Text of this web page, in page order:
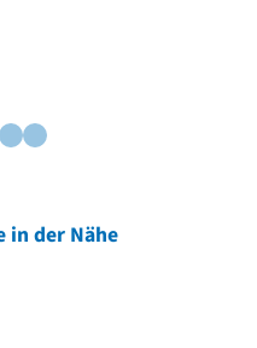
in der Nähe